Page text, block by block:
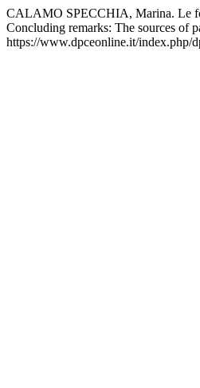
CALAMO SPECCHIA, Marina. Le
Concluding remarks: The sources of
https://www.dpceonline.it/index.php/